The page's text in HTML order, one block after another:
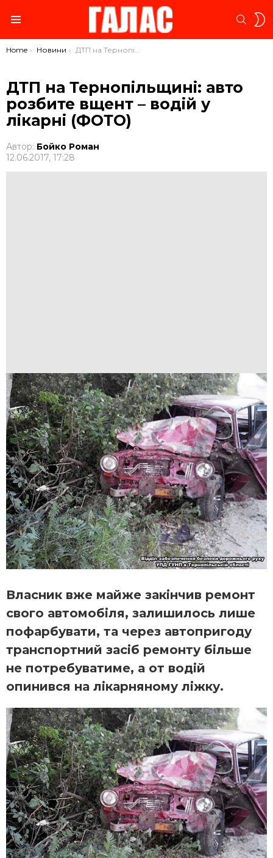
You are here:
Home Новини ДТП на Тернопільщині: авто розбите вщент – водій у лікарні (ФОТО)
ДТП на Тернопільщині: авто
розбите вщент – водій у
лікарні (ФОТО)
Автор: Бойко Роман
12.06.2017, 17:28
Власник вже майже закінчив ремонт
свого автомобіля, залишилось лише
пофарбувати, та через автопригоду
транспортний засіб ремонту більше
не потребуватиме, а от водій
опинився на лікарняному ліжку.